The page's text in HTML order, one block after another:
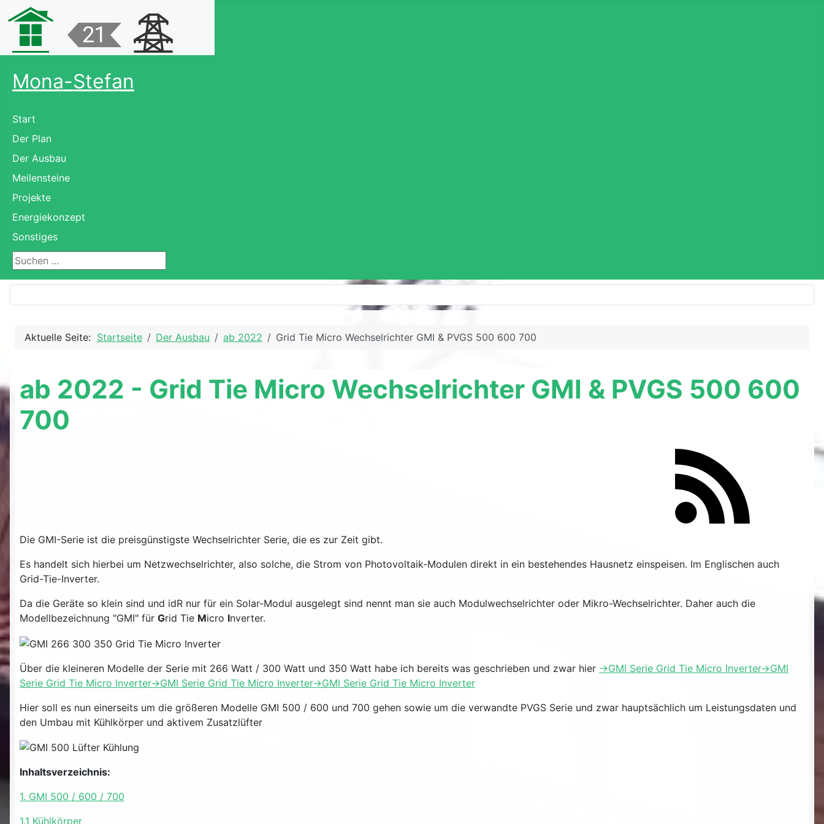
Mona-Stefan
Start
Der Plan
Der Ausbau
Meilensteine
Projekte
Energiekonzept
Sonstiges
Suchen ...
Aktuelle Seite: Startseite Der Ausbau ab 2022 Grid Tie Micro Wechselrichter GMI & PVGS 500 600 700
ab 2022 - Grid Tie Micro Wechselrichter GMI & PVGS 500 600
700
Die GMI-Serie ist die preisgünstigste Wechselrichter Serie, die es zur Zeit gibt.
Es handelt sich hierbei um Netzwechselrichter, also solche, die Strom von Photovoltaik-Modulen direkt in ein bestehendes Hausnetz einspeisen. Im Englischen auch
Grid-Tie-Inverter.
Da die Geräte so klein sind und idR nur für ein Solar-Modul ausgelegt sind nennt man sie auch Modulwechselrichter oder Mikro-Wechselrichter. Daher auch die
Modellbezeichnung "GMI" für Grid Tie Micro Inverter.
Über die kleineren Modelle der Serie mit 266 Watt / 300 Watt und 350 Watt habe ich bereits was geschrieben und zwar hier ->GMI Serie Grid Tie Micro Inverter->GMI
Serie Grid Tie Micro Inverter->GMI Serie Grid Tie Micro Inverter->GMI Serie Grid Tie Micro Inverter
Hier soll es nun einerseits um die größeren Modelle GMI 500 / 600 und 700 gehen sowie um die verwandte PVGS Serie und zwar hauptsächlich um Leistungsdaten und
den Umbau mit Kühlkörper und aktivem Zusatzlüfter
Inhaltsverzeichnis:
1. GMI 500 / 600 / 700
1.1 Kühlkörper